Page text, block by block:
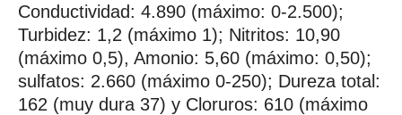
Conductividad: 4.890 (máximo: 0-2.500);
Turbidez: 1,2 (máximo 1); Nitritos: 10,90
(máximo 0,5), Amonio: 5,60 (máximo: 0,50);
sulfatos: 2.660 (máximo 0-250); Dureza total:
162 (muy dura 37) y Cloruros: 610 (máximo